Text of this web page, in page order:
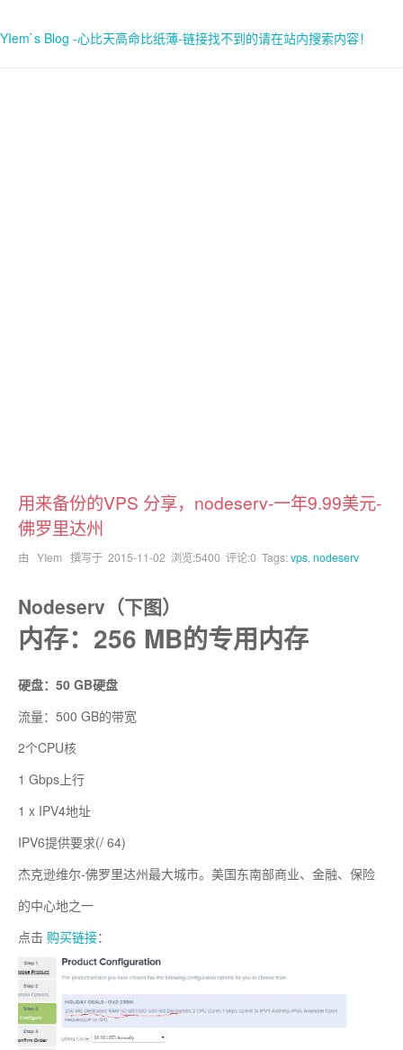
YIem`s Blog -心比天高命比纸薄-链接找不到的请在站内搜索内容！
用来备份的VPS 分享，nodeserv-一年9.99美元-
佛罗里达州
由 YIem 撰写于 2015-11-02 浏览:5400 评论:0 Tags:vps, nodeserv
Nodeserv（下图）
内存：256 MB的专用内存
硬盘：50 GB硬盘
流量：500 GB的带宽
2个CPU核
1 Gbps上行
1 x IPV4地址
IPV6提供要求(/ 64)
杰克逊维尔-佛罗里达州最大城市。美国东南部商业、金融、保险
的中心地之一
点击 购买链接：